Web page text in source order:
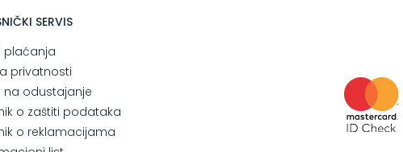
SERVIS
plaćanja
privatnosti
na odustajanje
o zaštiti podataka
o reklamacijama